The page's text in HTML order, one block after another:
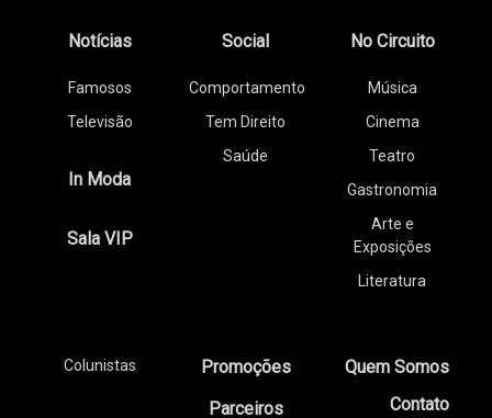
Notícias
Famosos
Televisão
In Moda
Sala VIP
Social
Comportamento
Tem Direito
Saúde
No Circuito
Música
Cinema
Teatro
Gastronomia
Arte e
Exposições
Literatura
Colunistas
Promoções
Parceiros
Quem Somos
Contato